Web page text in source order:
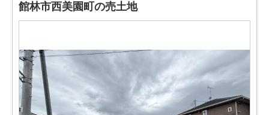
館林市西美園町の売土地